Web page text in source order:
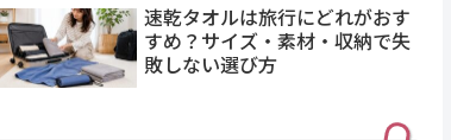
速乾タオルは旅行にどれがおす
すめ？サイズ・素材・収納で失
敗しない選び方